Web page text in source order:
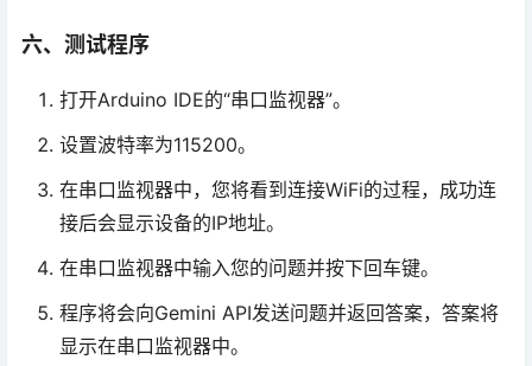
六、测试程序
打开Arduino IDE的“串口监视器”。
设置波特率为115200。
在串口监视器中，您将看到连接WiFi的过程，成功连
接后会显示设备的IP地址。
在串口监视器中输入您的问题并按下回车键。
程序将会向Gemini API发送问题并返回答案，答案将
显示在串口监视器中。